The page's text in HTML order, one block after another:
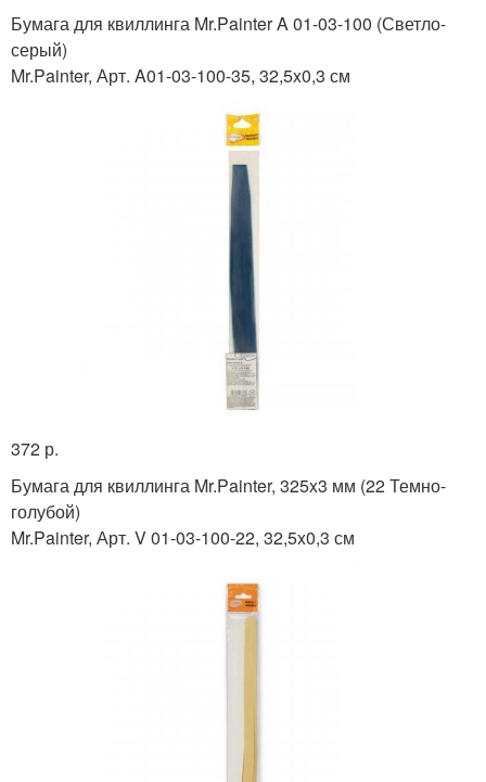
Бумага для квиллинга Mr.Painter A 01-03-100 (Светло-
серый)
Mr.Painter, Арт. A01-03-100-35, 32,5x0,3 см
372 р.
Бумага для квиллинга Mr.Painter, 325x3 мм (22 Темно-
голубой)
Mr.Painter, Арт. V 01-03-100-22, 32,5x0,3 см